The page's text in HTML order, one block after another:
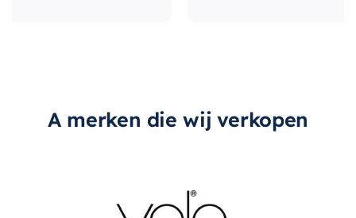
A merken die wij verkopen